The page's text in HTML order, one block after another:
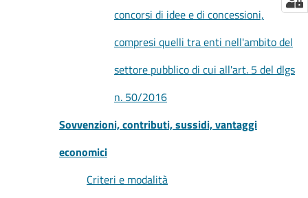
concorsi di idee e di concessioni,
compresi quelli tra enti nell'ambito del
settore pubblico di cui all'art. 5 del dlgs
n. 50/2016
Sovvenzioni, contributi, sussidi, vantaggi
economici
Criteri e modalità